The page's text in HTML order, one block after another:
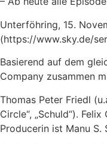
Unterföhring, 15.
(https://www.sky.de/
Basierend auf dem
Company zusammen
Thomas Peter Friedl
Circle“, „Schuld“).
Producerin ist Manu S.